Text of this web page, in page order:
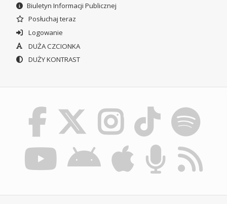
Biuletyn Informacji Publicznej
Posłuchaj teraz
Logowanie
DUŻA CZCIONKA
DUŻY KONTRAST